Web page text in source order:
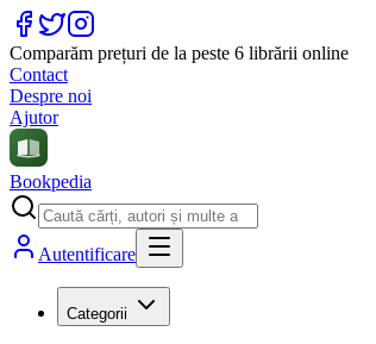
Comparăm prețuri de la peste 6 librării online
Contact
Despre noi
Ajutor
Bookpedia
Autentificare
Categorii